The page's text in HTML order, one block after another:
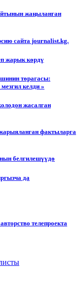
жаңыланган
сайта journalist.kg.
жарык көрдү
төрагасы:
келди »
жасалган
фактыларга
белгилешүүдө
да
телепроекта